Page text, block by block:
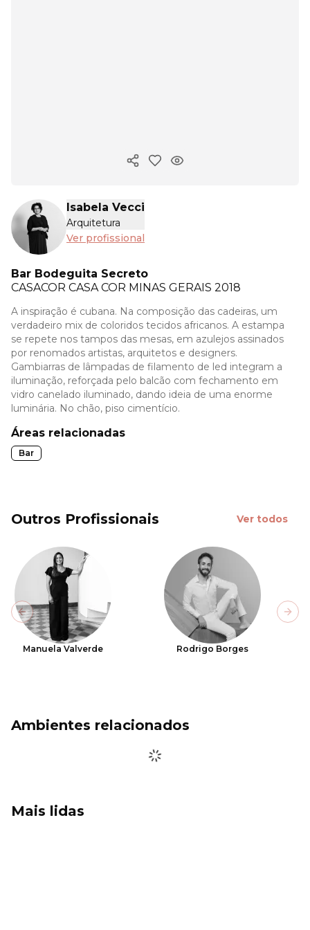
Copiar link
Isabela Vecci
Arquitetura
Ver profissional
Bar Bodeguita Secreto
CASACOR CASA COR MINAS GERAIS 2018
A inspiração é cubana. Na composição das cadeiras, um
verdadeiro mix de coloridos tecidos africanos. A estampa
se repete nos tampos das mesas, em azulejos assinados
por renomados artistas, arquitetos e designers.
Gambiarras de lâmpadas de filamento de led integram a
iluminação, reforçada pelo balcão com fechamento em
vidro canelado iluminado, dando ideia de uma enorme
luminária. No chão, piso cimentício.
Áreas relacionadas
Bar
Outros Profissionais Ver todos
Manuela Valverde Rodrigo Borges
Previous slide
Ambientes relacionados
Mais lidas